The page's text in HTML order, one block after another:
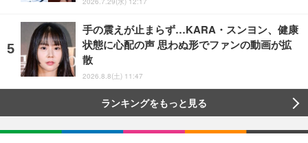
手の震えが止まらず…KARA・スンヨン、健康
状態に心配の声 思わぬ形でファンの動画が拡
散
2026.8.8(土) 11:47
ランキングをもっと見る